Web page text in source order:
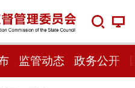
监管动态 政务公开